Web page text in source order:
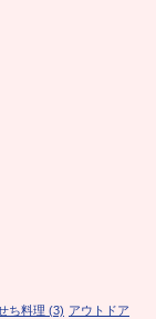
ち料理 (3) アウトドア